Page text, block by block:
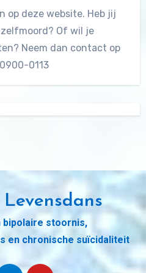
op deze website. Heb jij
Of wil je
Neem dan contact op
0113
bipolaire stoornis,
en chronische suïcidaliteit